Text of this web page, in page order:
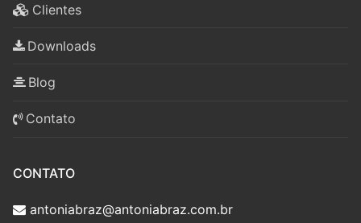
Clientes
Downloads
Blog
Contato
CONTATO
antoniabraz@antoniabraz.com.br